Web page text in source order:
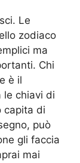
Le
zodiaco
ma
Chi
è il
le chiavi di
capita di
può
gli faccia
mai